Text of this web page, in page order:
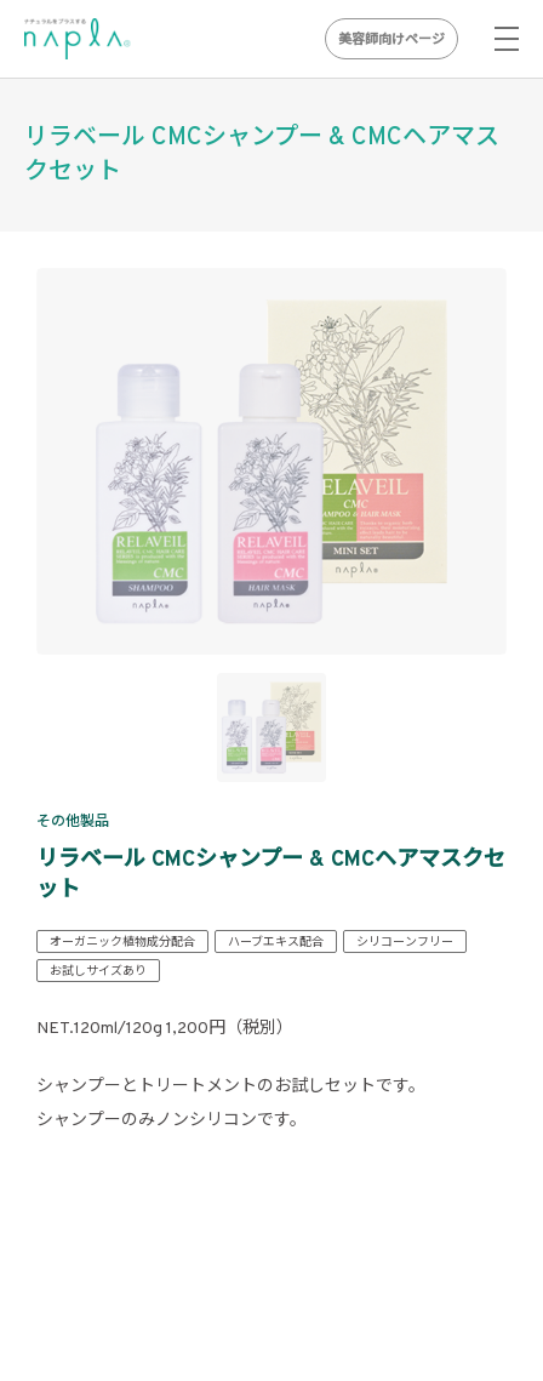
content
美容師向けページ
リラベール CMCシャンプー & CMCヘアマス
クセット
その他製品
リラベール CMCシャンプー & CMCヘアマスクセ
ット
オーガニック植物成分配合 ハーブエキス配合
シリコーンフリー
お試しサイズあり
NET.120ml/120g 1,200円（税別）
シャンプーとトリートメントのお試しセットです。
シャンプーのみノンシリコンです。